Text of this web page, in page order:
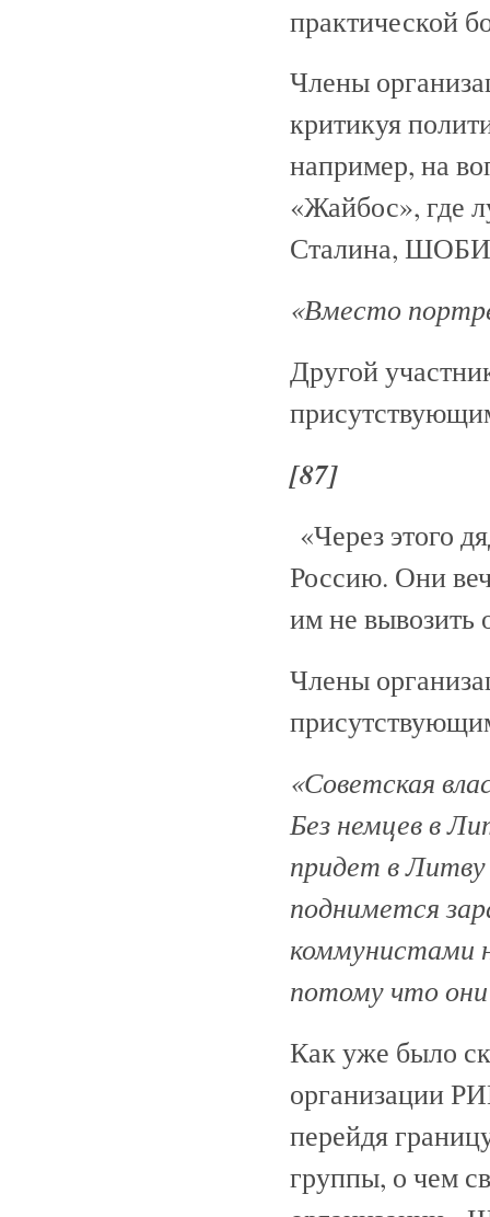
практической
Члены
критикуя
например, на
«Жайбос», где
Сталина,
«Вместо
Другой
[87]
«Через этого
Россию. Они
им не вывозить
Члены
«Советская
Без немцев в
придет в
поднимется
коммунистами
потому что
Как уже было
организации
перейдя
группы, о чем